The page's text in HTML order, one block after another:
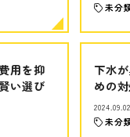
未分
用を抑
い選び
下水
めの
2024.09.02
未分